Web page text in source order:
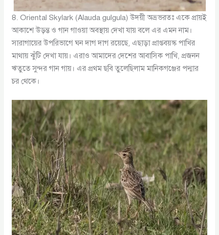
8. Oriental Skylark (Alauda gulgula) উদয়ী অভ্রভরতঃ একে প্রায়ই
আকাশে উড়ন্ত ও গান গাওয়া অবস্থায় দেখা যায় বলে এর এমন নাম।
সারাগায়ের উপরিভাগে ঘন দাগ দাগ রয়েছে, এছাড়া প্রাপ্তবয়স্ক পাখির
মাথায় ঝুঁটি দেখা যায়। এরাও আমাদের দেশের আবাসিক পাখি, প্রজনন
ঋতুতে সুন্দর গান গায়। এর প্রথম ছবি তুলেছিলাম মানিকগঞ্জের পদ্মার
চর থেকে।